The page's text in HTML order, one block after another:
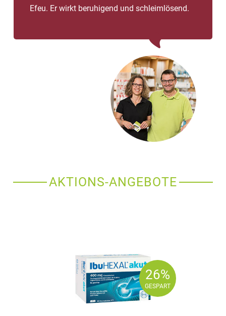
Efeu. Er wirkt beruhigend und schleimlösend.
AKTIONS-ANGEBOTE
26%
GESPART
26%
GESPART